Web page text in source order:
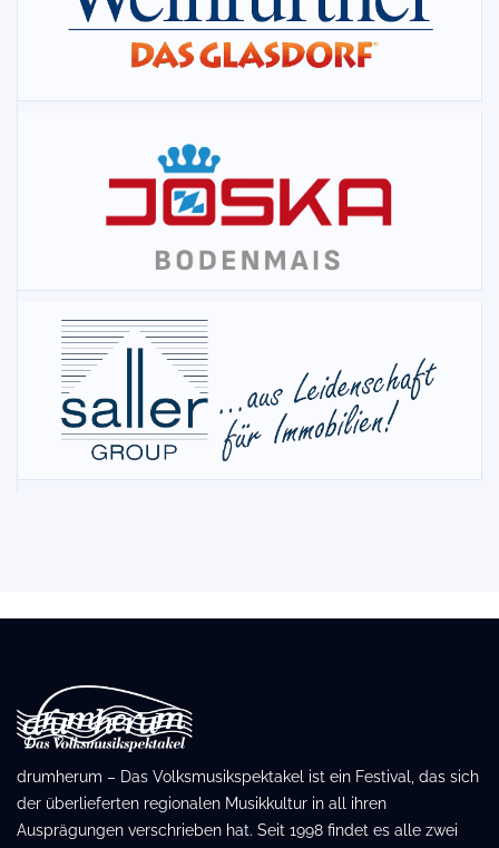
drumherum – Das Volksmusikspektakel ist ein Festival, das sich
der überlieferten regionalen Musikkultur in all ihren
Ausprägungen verschrieben hat. Seit 1998 findet es alle zwei